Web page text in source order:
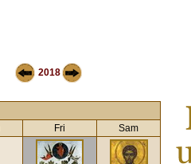
2018
Fri Sam